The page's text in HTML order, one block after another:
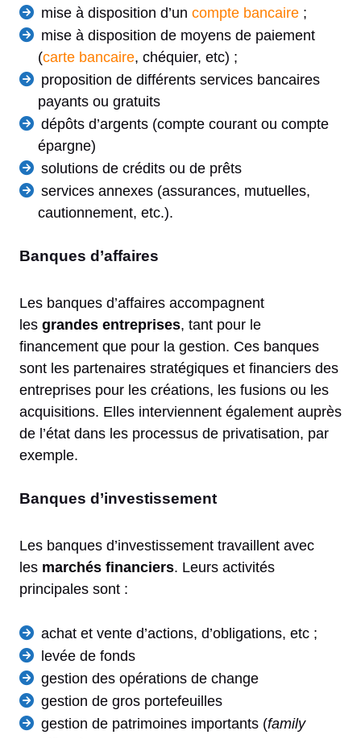
mise à disposition d’un compte bancaire ;
mise à disposition de moyens de paiement
(carte bancaire, chéquier, etc) ;
proposition de différents services bancaires
payants ou gratuits
dépôts d’argents (compte courant ou compte
épargne)
solutions de crédits ou de prêts
services annexes (assurances, mutuelles,
cautionnement, etc.).
Banques d’affaires
Les banques d’affaires accompagnent
les grandes entreprises, tant pour le
financement que pour la gestion. Ces banques
sont les partenaires stratégiques et financiers des
entreprises pour les créations, les fusions ou les
acquisitions. Elles interviennent également auprès
de l’état dans les processus de privatisation, par
exemple.
Banques d’investissement
Les banques d’investissement travaillent avec
les marchés financiers. Leurs activités
principales sont :
achat et vente d’actions, d’obligations, etc ;
levée de fonds
gestion des opérations de change
gestion de gros portefeuilles
gestion de patrimoines importants (family